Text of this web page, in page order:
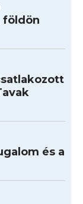
földön
és a